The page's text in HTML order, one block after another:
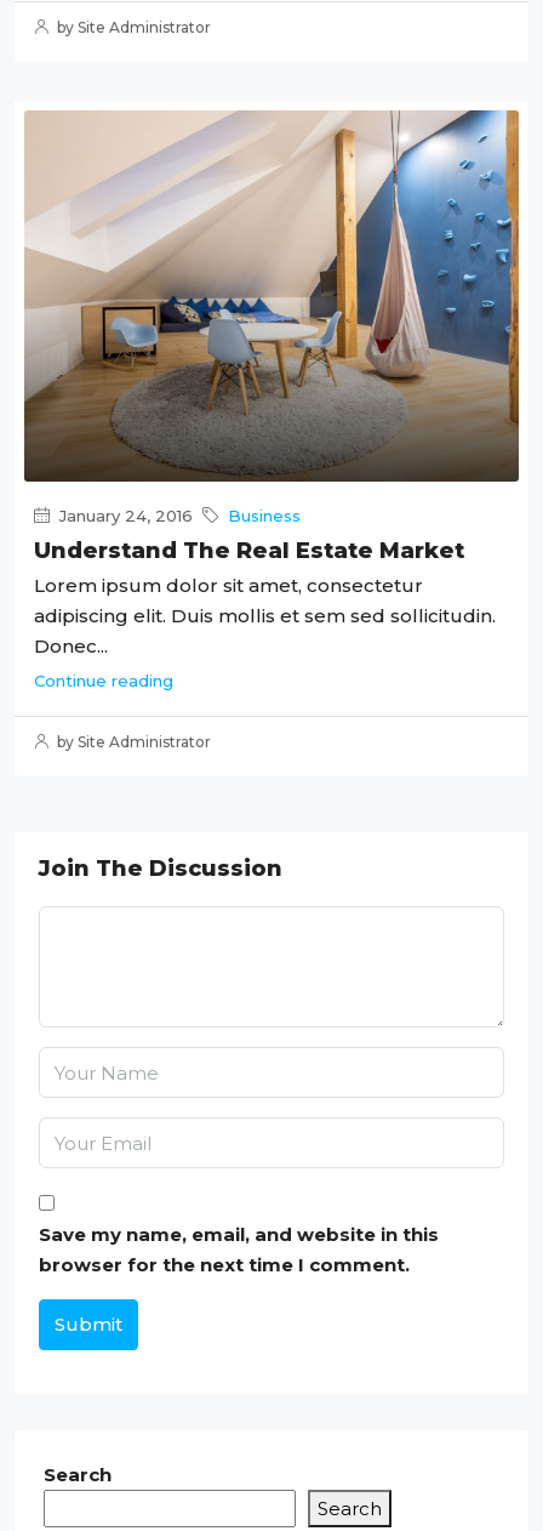
by Site Administrator
January 24, 2016 Business
Understand The Real Estate Market
Lorem ipsum dolor sit amet, consectetur
adipiscing elit. Duis mollis et sem sed sollicitudin.
Donec...
Continue reading
by Site Administrator
Join The Discussion
Save my name, email, and website in this
browser for the next time I comment.
Submit
Search
Search